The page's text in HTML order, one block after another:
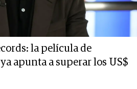
la película de
apunta a superar los US$